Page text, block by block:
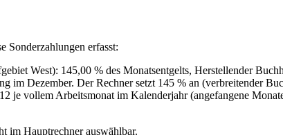
Sonderzahlungen erfasst:
West): 145,00 % des Monatsentgelts, Herstellender
im Dezember. Der Rechner setzt 145 % an (verbreitender
je vollem Arbeitsmonat im Kalenderjahr (angefangene
im Hauptrechner auswählbar.